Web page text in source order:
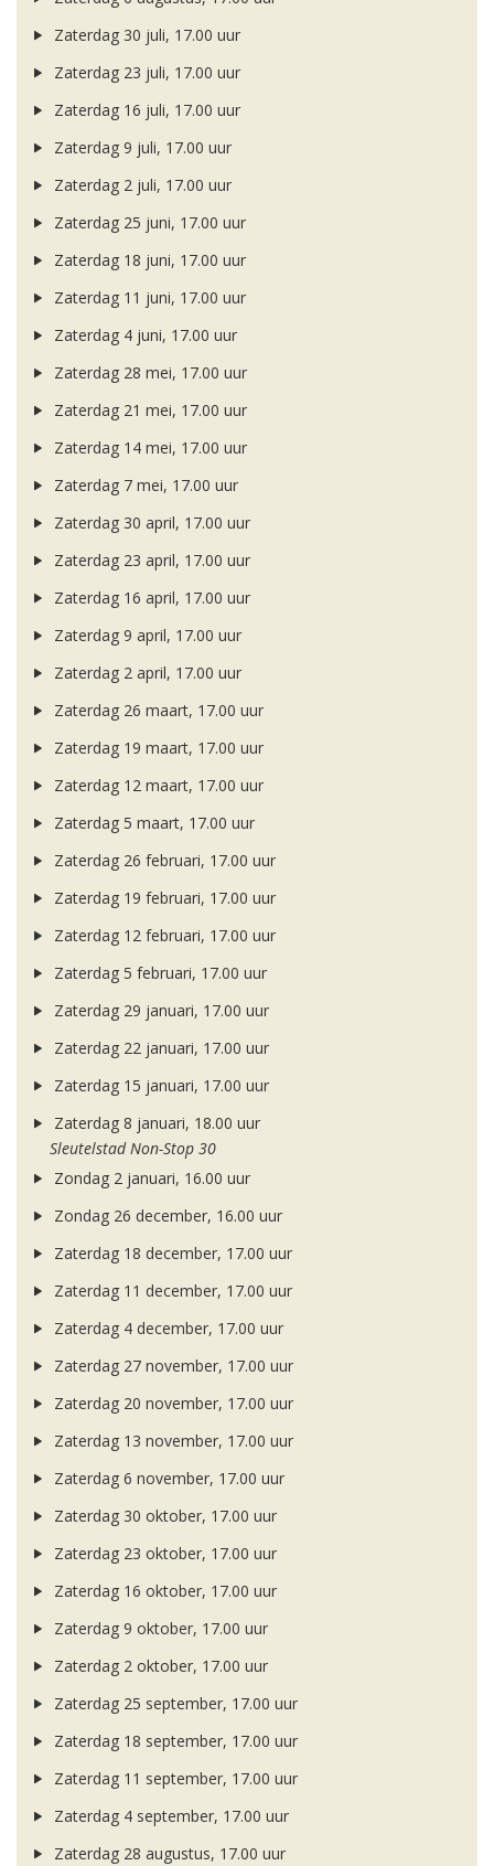
Zaterdag 30 juli, 17.00 uur
Zaterdag 23 juli, 17.00 uur
Zaterdag 16 juli, 17.00 uur
Zaterdag 9 juli, 17.00 uur
Zaterdag 2 juli, 17.00 uur
Zaterdag 25 juni, 17.00 uur
Zaterdag 18 juni, 17.00 uur
Zaterdag 11 juni, 17.00 uur
Zaterdag 4 juni, 17.00 uur
Zaterdag 28 mei, 17.00 uur
Zaterdag 21 mei, 17.00 uur
Zaterdag 14 mei, 17.00 uur
Zaterdag 7 mei, 17.00 uur
Zaterdag 30 april, 17.00 uur
Zaterdag 23 april, 17.00 uur
Zaterdag 16 april, 17.00 uur
Zaterdag 9 april, 17.00 uur
Zaterdag 2 april, 17.00 uur
Zaterdag 26 maart, 17.00 uur
Zaterdag 19 maart, 17.00 uur
Zaterdag 12 maart, 17.00 uur
Zaterdag 5 maart, 17.00 uur
Zaterdag 26 februari, 17.00 uur
Zaterdag 19 februari, 17.00 uur
Zaterdag 12 februari, 17.00 uur
Zaterdag 5 februari, 17.00 uur
Zaterdag 29 januari, 17.00 uur
Zaterdag 22 januari, 17.00 uur
Zaterdag 15 januari, 17.00 uur
Zaterdag 8 januari, 18.00 uur
Sleutelstad Non-Stop 30
Zondag 2 januari, 16.00 uur
Zondag 26 december, 16.00 uur
Zaterdag 18 december, 17.00 uur
Zaterdag 11 december, 17.00 uur
Zaterdag 4 december, 17.00 uur
Zaterdag 27 november, 17.00 uur
Zaterdag 20 november, 17.00 uur
Zaterdag 13 november, 17.00 uur
Zaterdag 6 november, 17.00 uur
Zaterdag 30 oktober, 17.00 uur
Zaterdag 23 oktober, 17.00 uur
Zaterdag 16 oktober, 17.00 uur
Zaterdag 9 oktober, 17.00 uur
Zaterdag 2 oktober, 17.00 uur
Zaterdag 25 september, 17.00 uur
Zaterdag 18 september, 17.00 uur
Zaterdag 11 september, 17.00 uur
Zaterdag 4 september, 17.00 uur
Zaterdag 28 augustus, 17.00 uur